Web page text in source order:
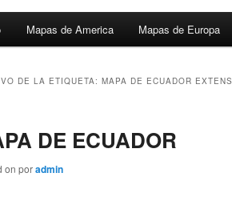
Mapas de America Mapas de Europa
DE LA ETIQUETA: MAPA DE ECUADOR
DE ECUADOR
on poradmin